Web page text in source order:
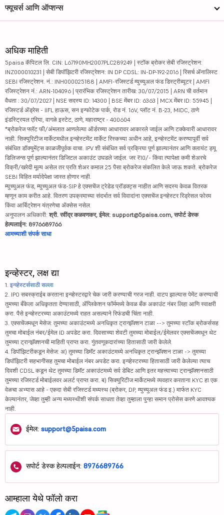
फ्यूचर्स आणि ऑप्शन्स
अधिक माहिती
5paisa कॅपिटल लि. CIN: L67190MH2007PLC289249 | स्टॉक ब्रोकर सेबी रजिस्ट्रेशन:
INZ000010231 | सेबी डिपॉझिटरी रजिस्ट्रेशन: IN DP CDSL: IN-DP-192-2016 | रिसर्च ॲनालिस्ट
SEBI रजिस्ट्रेशन. नं.: INH000025188 | AMFI-रजिस्टर्ड म्युच्युअल फंड डिस्ट्रीब्यूटर | AMFI
रजिस्ट्रेशन नं.: ARN-104096 | प्रारंभिक रजिस्ट्रेशन तारीख: 30/07/2015 | ARN ची वर्तमान
वैधता : 30/07/2027 | NSE सदस्य ID: 14300 | BSE मेंबर ID: 6363 | MCX मेंबर ID: 55945 |
रजिस्टर्ड ॲड्रेस - IIFL हाऊस, सन इन्फोटेक पार्क, रोड नं. 16V, प्लॉट नं. B-23, MIDC, ठाणे
इंडस्ट्रियल एरिया, वागळे इस्टेट, ठाणे, महाराष्ट्र - 400604
*ब्रोकरेज फ्लॅट फी/अंमलात आणलेल्या ऑर्डरच्या आधारावर आकारले जाईल आणि टक्केवारी आधारावर
नाही. सिक्युरिटीज मार्केटमधील इन्व्हेस्टमेंट मार्केट रिस्कच्या अधीन आहे, इन्व्हेस्टमेंट करण्यापूर्वी सर्व
संबंधित डॉक्युमेंट्स काळजीपूर्वक वाचा. IPV शी संबंधित सर्व प्रक्रिया पूर्ण झाल्यानंतर आणि क्लायंट ड्यू
डिलिजन्स पूर्ण झाल्यानंतर डिजिटल अकाउंट उघडले जाईल. जर ₹10/- किंवा त्यापेक्षा कमी शेअरचे
विक्री/खरेदी मूल्य असेल तर प्रति शेअर कमाल 25 पैसा ब्रोकरेज संकलित केले जाऊ शकते. ब्रोकरेज
SEBI विहित मर्यादेपेक्षा जास्त होणार नाही.
म्युच्युअल फंड, म्युच्युअल फंड-SIP हे एक्सचेंज ट्रेडेड प्रॉडक्ट्स नाहीत आणि सदस्य केवळ वितरक
म्हणून काम करीत आहे. वितरण उपक्रमाच्या संदर्भात सर्व विवादांना एक्सचेंज इन्व्हेस्टर रिड्रेसल फोरम
किंवा आर्बिट्रेशन यंत्रणेचा ॲक्सेस नसेल.
अनुपालन अधिकारी: श्री. रवींद्र कळवणकर, ईमेल: support@5paisa.com, सपोर्ट डेस्क
हेल्पलाईन: 8976689766
आमच्याशी संपर्क साधा
इन्व्हेस्टर, लक्ष द्या
1. इन्व्हेस्टर्ससाठी सल्ला
2. IPO सबस्क्राईब करताना इन्व्हेस्टरद्वारे चेक जारी करण्याची गरज नाही. वाटप झाल्यास पेमेंट करण्याची
तुमच्या बँकेला अधिकृतता देण्यासाठी, ॲप्लिकेशन फॉर्ममध्ये केवळ बँक अकाउंट नंबर लिहा आणि स्वाक्षरी
करा. पैसे इन्व्हेस्टरच्या अकाउंटमध्ये राहत असल्याने रिफंडची चिंता नाही.
3. एक्सचेंजमधून मेसेज: तुमच्या अकाउंटमध्ये अनधिकृत ट्रान्झॅक्शन टाळा --> तुमच्या स्टॉक ब्रोकर्ससह
तुमचा मोबाईल नंबर/ईमेल ID अपडेट करा. दिवसाच्या शेवटी तुमच्या मोबाईल/ईमेलवर एक्सचेंजमधून थेट
तुमच्या ट्रान्झॅक्शनची माहिती प्राप्त करा. गुंतवणूकदारांच्या हितासाठी जारी केलेले.
4. डिपॉझिटरीकडून मेसेज: अ) तुमच्या डिमॅट अकाउंटमध्ये अनधिकृत ट्रान्झॅक्शन टाळा -> तुमच्या
डिपॉझिटरी सहभागीसह तुमचा मोबाईल नंबर अपडेट करा. इन्व्हेस्टरच्या हितासाठी जारी केलेल्या त्याच
दिवशी CDSL कडून थेट तुमच्या डिमॅट अकाउंटमध्ये सर्व डेबिट आणि इतर महत्त्वाच्या ट्रान्झॅक्शनसाठी
तुमच्या रजिस्टर्ड मोबाईलवर अलर्ट प्राप्त करा. ब) सिक्युरिटीज मार्केटमध्ये व्यवहार करताना KYC हा एक
वेळचा अभ्यास आहे - एकदा सेबी रजिस्टर्ड मध्यस्थ (ब्रोकर, DP, म्युच्युअल फंड इ.) मार्फत KYC
केल्यानंतर, जेव्हा तुम्ही अन्य मध्यस्थीशी संपर्क साधता तेव्हा तुम्हाला पुन्हा समान प्रोसेस करणे आवश्यक
नाही.
ईमेल: support@5paisa.com
सपोर्ट डेस्क हेल्पलाईन: 8976689766
आम्हाला येथे फॉलो करा